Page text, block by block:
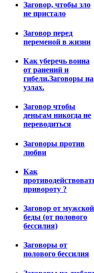
Заговор, чтобы зло
не пристало
Заговор перед
переменой в жизни
Как уберечь воина
от ранений и
гибели.Заговоры на
узлах.
Заговор чтобы
деньгам никогда не
переводиться
Заговоры против
любви
Как
привороту ?
Заговор от мужской
беды (от полового
бессилия)
Заговоры от
полового бессилия